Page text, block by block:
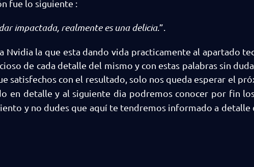
fue lo siguiente :
impactada, realmente es una delicia.”.
Nvidia la que esta dando vida practicamente al apartado
de cada detalle del mismo y con estas palabras sin
satisfechos con el resultado, solo nos queda esperar el
en detalle y al siguiente dia podremos conocer por fin
y no dudes que aquí te tendremos informado a detalle